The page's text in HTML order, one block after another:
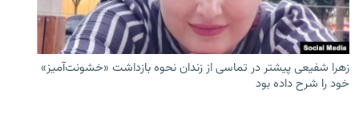
زهرا شفیعی پیشتر در تماسی از زندان نحوه بازداشت «خشونت‌آمیز»
خود را شرح داده بود